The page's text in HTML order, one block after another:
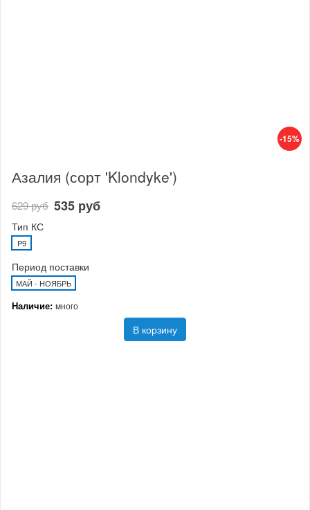
-15%
Азалия (сорт 'Klondyke')
629 руб 535 руб
Тип КС
P9
Период поставки
МАЙ - НОЯБРЬ
Наличие: много
В корзину